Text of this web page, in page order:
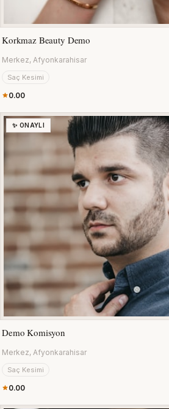
Korkmaz Beauty Demo
Merkez, Afyonkarahisar
Saç Kesimi
0.00
✨ ONAYLI
Demo Komisyon
Merkez, Afyonkarahisar
Saç Kesimi
0.00